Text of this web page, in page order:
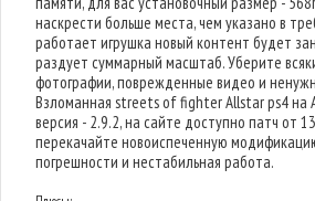
наскрести больше места, чем указано в
работает игрушка новый контент будет
раздует суммарный масштаб. Уберите
фотографии, поврежденные видео и
Взломанная streets of fighter Allstar ps4 на
версия - 2.9.2, на сайте доступно патч от
перекачайте новоиспеченную
погрешности и нестабильная работа.